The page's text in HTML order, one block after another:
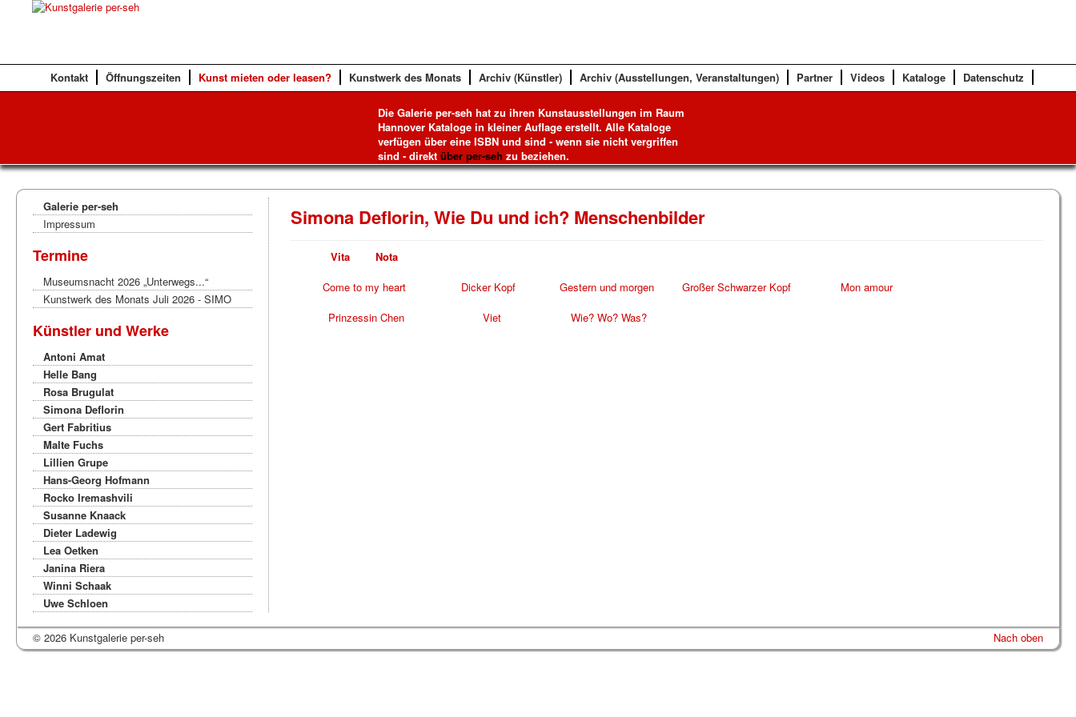
Kontakt Öffnungszeiten Kunst mieten oder leasen? Kunstwerk des Monats Archiv (Künstler) Archiv (Ausstellungen, Veranstaltungen) Partner Videos Kataloge Datenschutz
Die Galerie per-seh hat zu ihren Kunstausstellungen im Raum
Hannover Kataloge in kleiner Auflage erstellt. Alle Kataloge
verfügen über eine ISBN und sind - wenn sie nicht vergriffen
sind - direkt über per-seh zu beziehen.
Galerie per-seh
Impressum
Termine
Museumsnacht 2026 „Unterwegs...“
Kunstwerk des Monats Juli 2026 - SIMO
Künstler und Werke
Antoni Amat
Helle Bang
Rosa Brugulat
Simona Deflorin
Gert Fabritius
Malte Fuchs
Lillien Grupe
Hans-Georg Hofmann
Rocko Iremashvili
Susanne Knaack
Dieter Ladewig
Lea Oetken
Janina Riera
Winni Schaak
Uwe Schloen
Simona Deflorin, Wie Du und ich? Menschenbilder
Vita
Nota
Come to my heart
Dicker Kopf Gestern und morgen Großer Schwarzer Kopf
Mon amour
Prinzessin Chen
Viet Wie? Wo? Was?
Nach oben
© 2026 Kunstgalerie per-seh